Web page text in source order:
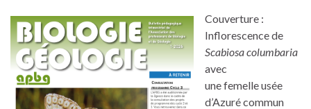
Couverture :
Inflorescence de
Scabiosa columbaria
avec
une femelle usée
d’Azuré commun